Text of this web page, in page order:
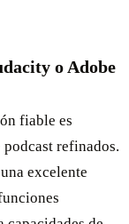
o Adobe
fiable es
refinados.
excelente